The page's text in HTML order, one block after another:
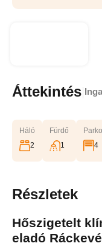
Áttekintés
Háló
2
Fürdő
1
4
Részletek
Hőszigetelt
eladó